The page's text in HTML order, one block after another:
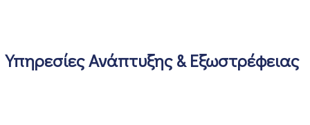
Υπηρεσίες Ανάπτυξης & Εξωστρέφειας